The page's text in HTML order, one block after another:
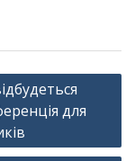
для